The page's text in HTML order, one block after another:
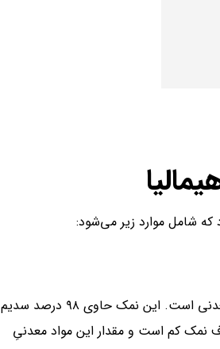
که شامل موارد زیر می‌شود:
در بعضی منابع ذکر شده که سنگ نمک‌ صورتی هیمالیا دارای ۸۴ نوع ماده‌ی معدنی است. این نمک حاوی ۹۸ درصد سدیم
نمک کم است و مقدار این مواد معدنیِ